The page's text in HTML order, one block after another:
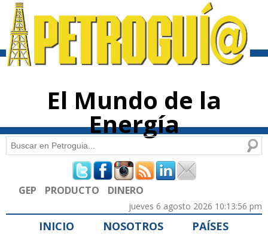
contenido
El Mundo de la
Energía
Formulario de búsqueda
Buscar
GEP PRODUCTO DINERO
jueves 6 agosto 2026 10:13:56 pm
INICIO NOSOTROS
PAÍSES